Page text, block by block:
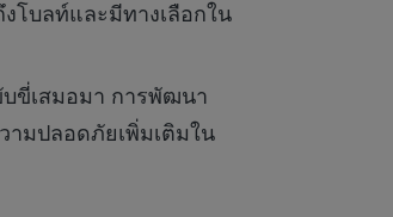
โบลท์และมีทางเลือกใน
ขี่เสมอมา การพัฒนา
ามปลอดภัยเพิ่มเติมใน